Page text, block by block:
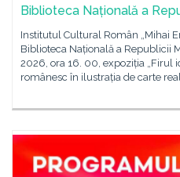
Biblioteca Națională a
Institutul Cultural Român „Mihai
Biblioteca Națională a Republicii
2026, ora 16. 00, expoziția „Firul
românesc în ilustrația de carte